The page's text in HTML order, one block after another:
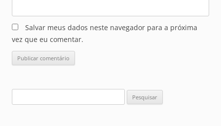
Salvar meus dados neste navegador para a próxima
vez que eu comentar.
por: